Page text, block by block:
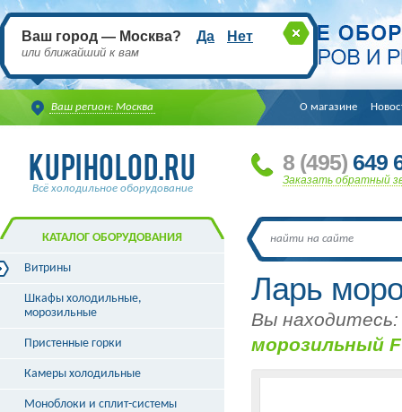
Ваш регион: Москва
Ваш город — Москва? Да Нет
или ближайший к вам
О магазине
Всё холодильное оборудование
8 (495) 649
Заказать обратный
Ларь
Вы находитесь:
морозильный F
КАТАЛОГ ОБОРУДОВАНИЯ
Витрины
Витрины холодильные
Витрины морозильные
Витрины кондитерские
Витрины угловые
Витрины «рыба на льду»
Шкафы холодильные,
морозильные
Пристенные горки
Камеры холодильные
Моноблоки и сплит-системы